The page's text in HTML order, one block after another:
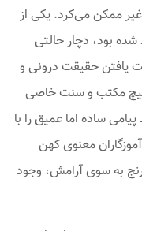
ممکن می‌کرد. یکی از
بود، دچار حالتی
یافتن حقیقت درونی و
مکتب و سنت خاصی
ساده اما عمیق را با
معنوی کهن
به سوی آرامش، وجود